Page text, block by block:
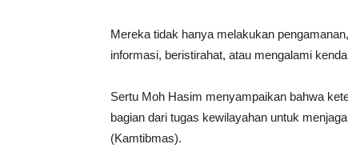
Mereka tidak hanya melakukan
informasi, beristirahat, atau mengalami
Sertu Moh Hasim menyampaikan bahwa
bagian dari tugas kewilayahan untuk
(Kamtibmas).